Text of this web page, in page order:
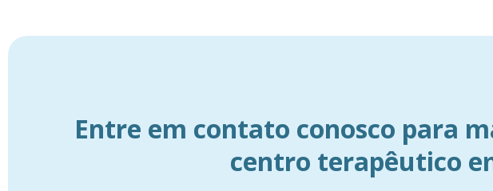
Entre em contato conosco para
centro terapêutico